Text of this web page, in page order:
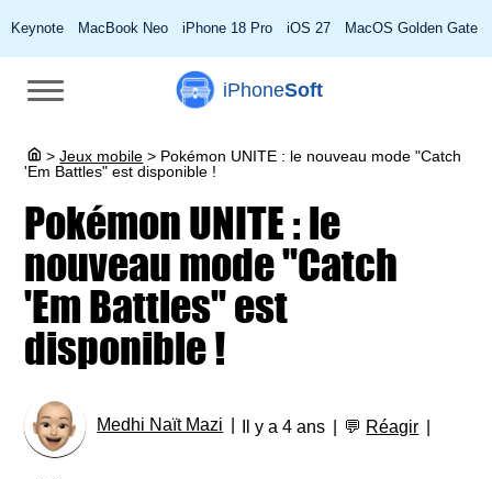
Keynote MacBook Neo iPhone 18 Pro iOS 27 MacOS Golden Gate
iPhoneSoft
> Jeux mobile > Pokémon UNITE : le nouveau mode "Catch
'Em Battles" est disponible !
Pokémon UNITE : le
nouveau mode "Catch
'Em Battles" est
disponible !
Medhi Naït Mazi Il y a 4 ans 💬 Réagir